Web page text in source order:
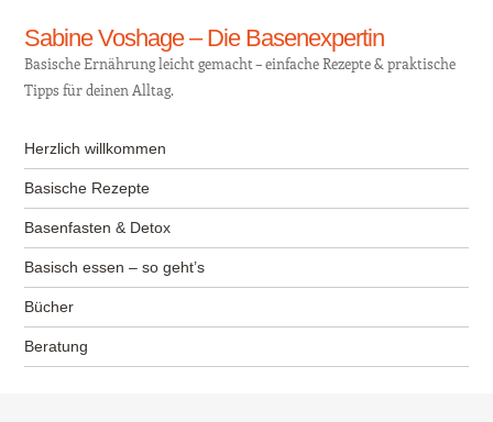
Sabine Voshage – Die Basenexpertin
Basische Ernährung leicht gemacht – einfache Rezepte & praktische
Tipps für deinen Alltag.
Menü
Zum Inhalt springen
Herzlich willkommen
Basische Rezepte
Basenfasten & Detox
Basisch essen – so geht’s
Bücher
Beratung